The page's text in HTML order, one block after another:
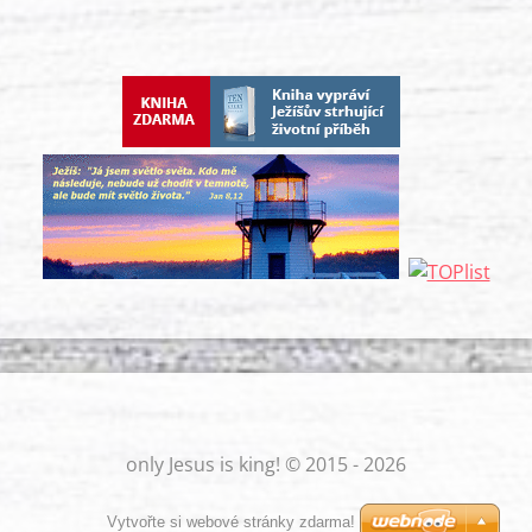
only Jesus is king! © 2015 - 2026
Vytvořte si webové stránky zdarma!